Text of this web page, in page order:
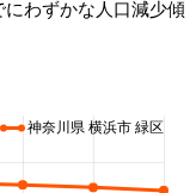
わずかな人口減少傾
神奈川県 横浜市 緑区